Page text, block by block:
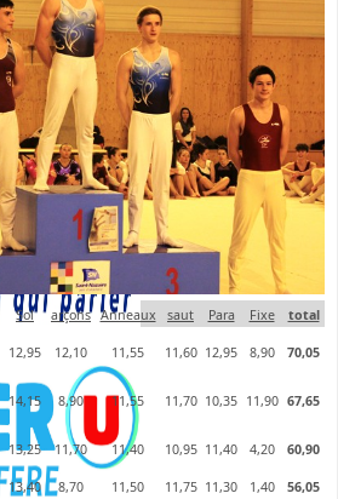
Sol arçons Anneaux saut Para Fixe total
12,95 12,10 11,55 11,60 12,95 8,90 70,05
14,15 8,90 11,55 11,70 10,35 11,90 67,65
13,25 11,70 11,40 10,95 11,40 4,20 60,90
13,40 8,70 11,50 11,75 11,30 1,40 56,05